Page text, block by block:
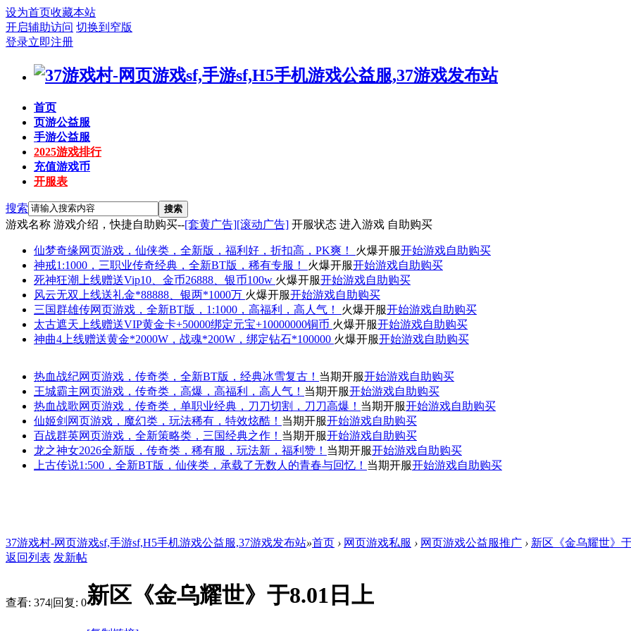
设为首页收藏本站
开启辅助访问 切换到窄版
登录立即注册
首页
页游公益服
手游公益服
2025游戏排行
充值游戏币
开服表
搜索 搜索
游戏名称 游戏介绍，快捷自助购买--[套黄广告][滚动广告] 开服状态 进入游戏 自助购买
仙梦奇缘网页游戏，仙侠类，全新版，福利好，折扣高，PK爽！ 火爆开服开始游戏自助购买
神戒1:1000，三职业传奇经典，全新BT版，稀有专服！ 火爆开服开始游戏自助购买
死神狂潮 上线赠送Vip10、金币26888、银币100w 火爆开服开始游戏自助购买
风云无双 上线送礼金*88888、银两*1000万 火爆开服开始游戏自助购买
三国群雄传网页游戏，全新BT版，1:1000，高福利，高人气！ 火爆开服开始游戏自助购买
太古遮天 上线赠送VIP黄金卡+50000绑定元宝+10000000铜币 火爆开服开始游戏自助购买
神曲4 上线赠送黄金*2000W，战魂*200W，绑定钻石*100000 火爆开服开始游戏自助购买
热血战纪网页游戏，传奇类，全新BT版，经典冰雪复古！ 当期开服开始游戏自助购买
王城霸主网页游戏，传奇类，高爆，高福利，高人气！ 当期开服开始游戏自助购买
热血战歌网页游戏，传奇类，单职业经典，刀刀切割，刀刀高爆！ 当期开服开始游戏自助购买
仙姬剑 网页游戏，魔幻类，玩法稀有，特效炫酷！ 当期开服开始游戏自助购买
百战群英网页游戏，全新策略类，三国经典之作！ 当期开服开始游戏自助购买
龙之神女2026全新版，传奇类，稀有服，玩法新，福利赞！ 当期开服开始游戏自助购买
上古传说1:500，全新BT版，仙侠类，承载了无数人的青春与回忆！ 当期开服开始游戏自助购买
37游戏村-网页游戏sf,手游sf,H5手机游戏公益服,37游戏发布站»首页 › 网页游戏私服 › 网页游戏公益服推广 › 新区《金乌耀世》
返回列表 发新帖
查看: 374|回复: 0新区《金乌耀世》于8.01日上